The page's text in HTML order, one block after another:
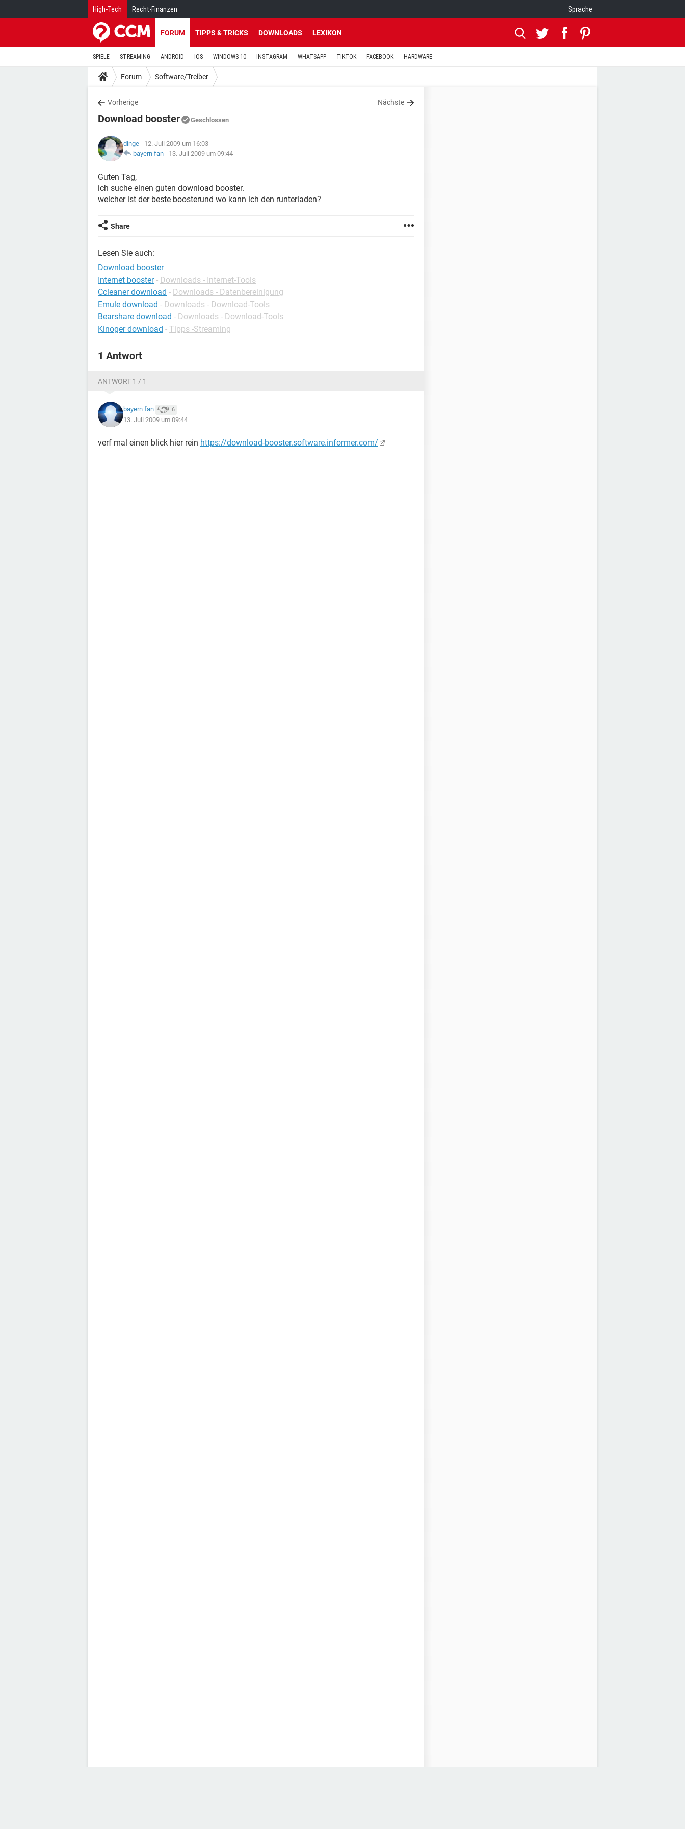
High-Tech Recht-Finanzen Sprache
FORUM TIPPS & TRICKS DOWNLOADS LEXIKON
SPIELE STREAMING ANDROID IOS WINDOWS 10 INSTAGRAM WHATSAPP TIKTOK FACEBOOK HARDWARE
Forum Software/Treiber
Vorherige Nächste
Download booster Geschlossen
dinge - 12. Juli 2009 um 16:03
bayern fan - 13. Juli 2009 um 09:44
Guten Tag,
ich suche einen guten download booster.
welcher ist der beste boosterund wo kann ich den runterladen?
Share
Lesen Sie auch:
Download booster
Internet booster - Downloads - Internet-Tools
Ccleaner download - Downloads - Datenbereinigung
Emule download - Downloads - Download-Tools
Bearshare download - Downloads - Download-Tools
Kinoger download - Tipps -Streaming
1 Antwort
ANTWORT 1 / 1
bayern fan 6
13. Juli 2009 um 09:44
verf mal einen blick hier rein https://download-booster.software.informer.com/